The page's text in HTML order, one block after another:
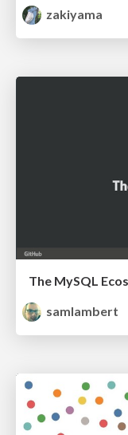
zakiyama
The MySQL
samlambert